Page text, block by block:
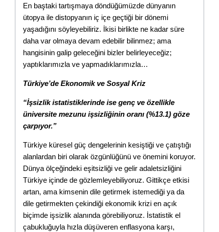
En baştaki tartışmaya döndüğümüzde dünyanın
ütopya ile distopyanın iç içe geçtiği bir dönemi
yaşadığını söyleyebiliriz. İkisi birlikte ne kadar süre
daha var olmaya devam edebilir bilinmez; ama
hangisinin galip geleceğini bizler belirleyeceğiz;
yaptıklarımızla ve yapmadıklarımızla…
Türkiye’de Ekonomik ve Sosyal Kriz
“İşsizlik istatistiklerinde ise genç ve özellikle
üniversite mezunu işsizliğinin oranı (%13.1) göze
çarpıyor.”
Türkiye küresel güç dengelerinin kesiştiği ve çatıştığı
alanlardan biri olarak özgünlüğünü ve önemini koruyor.
Dünya ölçeğindeki eşitsizliği ve gelir adaletsizliğini
Türkiye içinde de gözlemleyebiliyoruz. Gittikçe etkisi
artan, ama kimsenin dile getirmek istemediği ya da
dile getirmekten çekindiği ekonomik krizi en açık
biçimde işsizlik alanında görebiliyoruz. İstatistik el
çabukluğuyla hızla düşüveren enflasyona karşı,